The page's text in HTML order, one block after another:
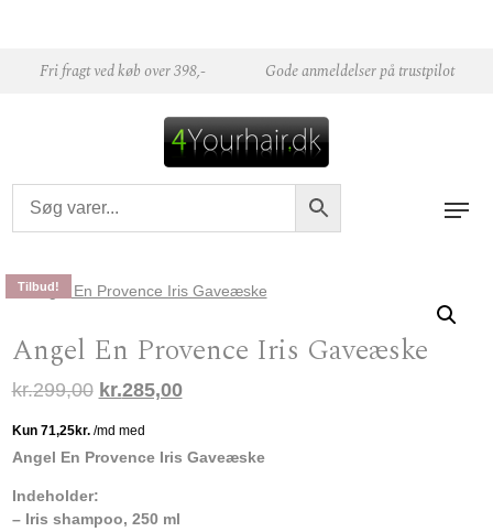
Fri fragt ved køb over 398,- Gode anmeldelser på trustpilot
Tilbud!
Angel En Provence Iris Gaveæske
kr.299,00 Den oprindelige pris var: kr.299,00.
kr.285,00Den aktuelle pris er: kr.285,00.
Angel En Provence Iris Gaveæske
Indeholder:
– Iris shampoo, 250 ml